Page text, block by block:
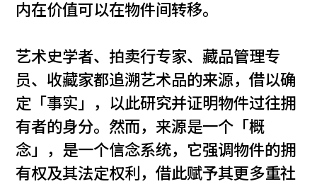
内在价值可以在物件间转移。
艺术史学者、拍卖行专家、藏品管理专
员、收藏家都追溯艺术品的来源，借以确
定「事实」，以此研究并证明物件过往拥
有者的身分。然而，来源是一个「概
念」，是一个信念系统，它强调物件的拥
有权及其法定权利，借此赋予其更多重社